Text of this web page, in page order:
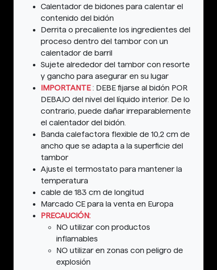
Calentador de bidones para calentar el
contenido del bidón
Derrita o precaliente los ingredientes del
proceso dentro del tambor con un
calentador de barril
Sujete alrededor del tambor con resorte
y gancho para asegurar en su lugar
IMPORTANTE: DEBE fijarse al bidón POR
DEBAJO del nivel del líquido interior. De lo
contrario, puede dañar irreparablemente
el calentador del bidón.
Banda calefactora flexible de 10,2 cm de
ancho que se adapta a la superficie del
tambor
Ajuste el termostato para mantener la
temperatura
cable de 183 cm de longitud
Marcado CE para la venta en Europa
PRECAUCIÓN:
NO utilizar con productos
inflamables
NO utilizar en zonas con peligro de
explosión